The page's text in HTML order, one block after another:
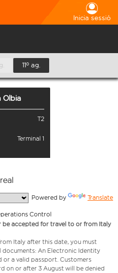
Inicia sessió
11º ag.
Olbia
T2
Terminal 1
Powered by Translate
Control
be accepted for travel to or from Italy
Italy after this date, you must
An Electronic Identity
a valid passport. Customers
on or after 3 August will be denied